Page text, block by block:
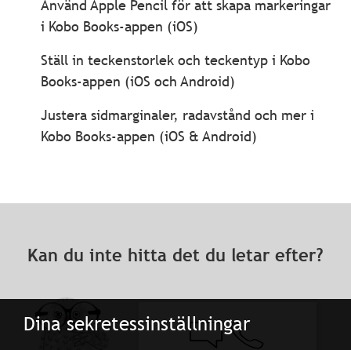
Dina sekretessinställningar
Använd Apple Pencil för att skapa markeringar
i Kobo Books-appen (iOS)
Ställ in teckenstorlek och teckentyp i Kobo
Books-appen (iOS och Android)
Justera sidmarginaler, radavstånd och mer i
Kobo Books-appen (iOS & Android)
Kan du inte hitta det du letar efter?